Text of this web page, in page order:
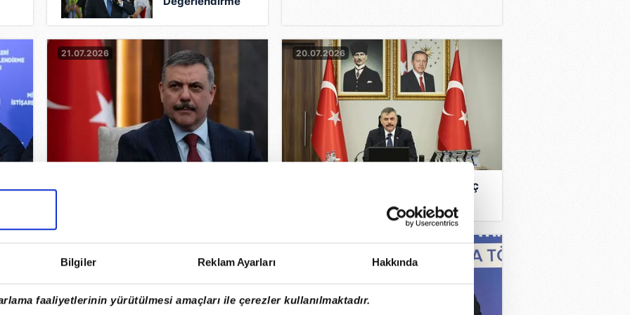
Bilgiler Reklam Ayarları Hakkında
faaliyetlerinin yürütülmesi amaçları ile çerezler kullanılmaktadır.
"Marka
değerini
yükseltmemiz
lazım"
21.07.2026 20.07.2026
Bakan Çiftçi: "Karşımızdaki suç
profili artık statik değil,